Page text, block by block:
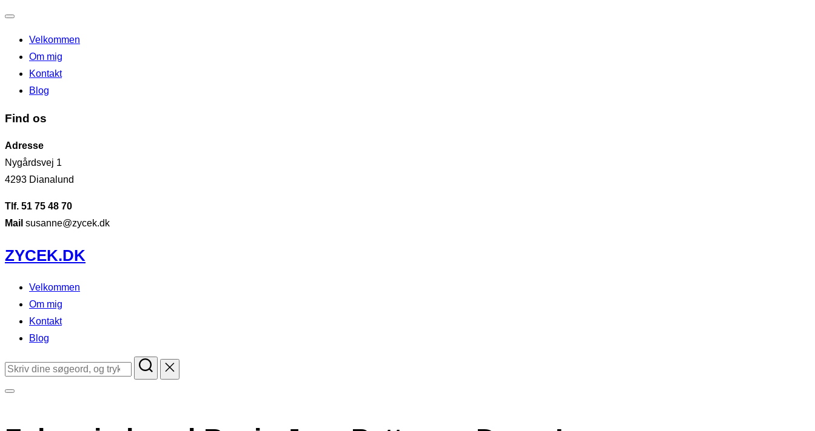
navigation
til/fra
Velkommen
Om mig
Kontakt
Blog
Find os
Adresse
Nygårdsvej 1
4293 Dianalund
Tlf. 51 75 48 70
Mail susanne@zycek.dk
Videre
til
indhold
ZYCEK.DK
Velkommen
Om mig
Kontakt
Blog
Søg